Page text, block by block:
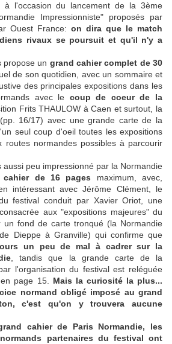
à l'occasion du lancement de la 3ème
Impressionniste" proposés par
Ouest France: on dira que le match
rivaux se poursuit et qu'il n'y a
propose un grand cahier complet de 30
de son quotidien, avec un sommaire et
des principales expositions dans les
avec le coup de coeur de la
Frits THAULOW à Caen et surtout, la
16/17) avec une grande carte de la
seul coup d'oeil toutes les expositions
routes normandes possibles à parcourir
aussi peu impressionné par la Normandie
cahier de 16 pages maximum, avec,
intéressant avec Jérôme Clément, le
festival conduit par Xavier Oriot, une
aux "expositions majeures" du
un fond de carte tronqué (la Normandie
Dieppe à Granville) qui confirme que
un peu de mal à cadrer sur la
, tandis que la grande carte de la
l'organisation du festival est reléguée
page 15. Mais la curiosité la plus...
normand obligé imposé au grand
c'est qu'on y trouvera aucune
cahier de Paris Normandie, les
partenaires du festival ont